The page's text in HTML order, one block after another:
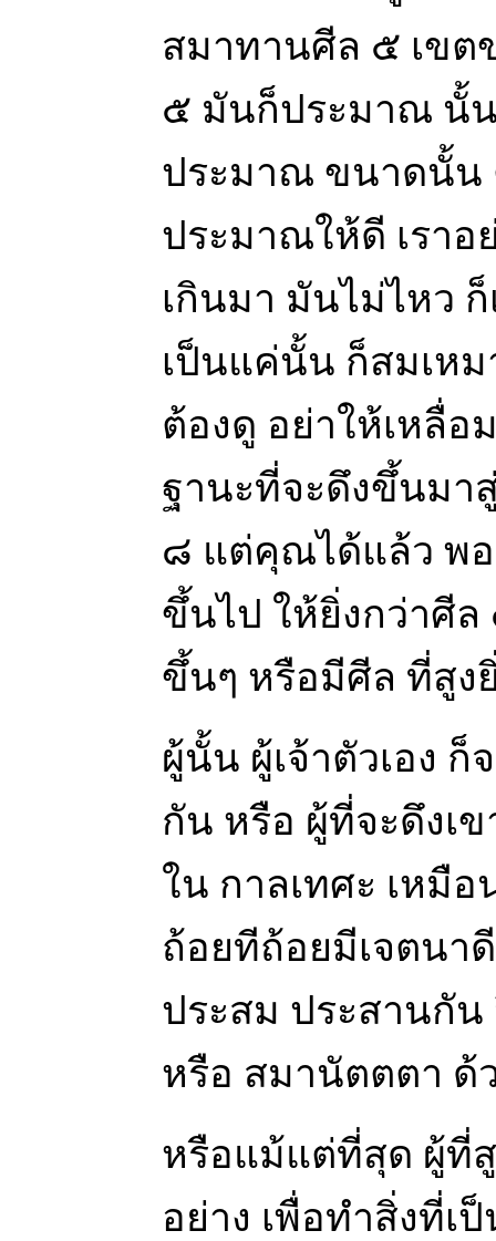
สมาทานศีล ๕ เขต
๕ มันก็ประมาณ นั้
ประมาณ ขนาดนั้น
ประมาณให้ดี เราอ
เกินมา มันไม่ไหว
เป็นแค่นั้น ก็สมเหม
ต้องดู อย่าให้เหลื่อ
ฐานะที่จะดึงขึ้นม
๘ แต่คุณได้แล้ว พอ
ขึ้นไป ให้ยิ่งกว่าศี
ขึ้นๆ หรือมีศีล ที่สูง
ผู้นั้น ผู้เจ้าตัวเอง ก็
กัน หรือ ผู้ที่จะดึงเ
ใน กาลเทศะ เหมื
ถ้อยทีถ้อยมีเจตนา
ประสม ประสานกัน
หรือ สมานัตตตา ด้
หรือแม้แต่ที่สุด ผู้ที่
อย่าง เพื่อทำสิ่งที่เ